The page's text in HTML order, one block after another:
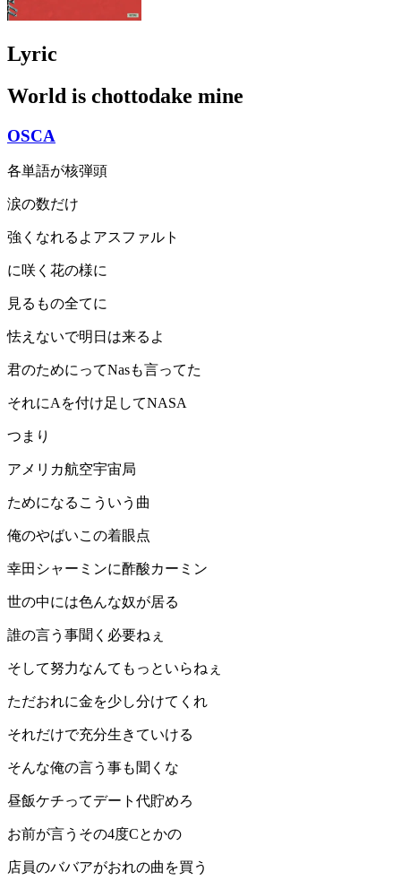
Lyric
World is chottodake mine
OSCA
各単語が核弾頭
涙の数だけ
強くなれるよアスファルト
に咲く花の様に
見るもの全てに
怯えないで明日は来るよ
君のためにってNasも言ってた
それにAを付け足してNASA
つまり
アメリカ航空宇宙局
ためになるこういう曲
俺のやばいこの着眼点
幸田シャーミンに酢酸カーミン
世の中には色んな奴が居る
誰の言う事聞く必要ねぇ
そして努力なんてもっといらねぇ
ただおれに金を少し分けてくれ
それだけで充分生きていける
そんな俺の言う事も聞くな
昼飯ケチってデート代貯めろ
お前が言うその4度Cとかの
店員のババアがおれの曲を買う